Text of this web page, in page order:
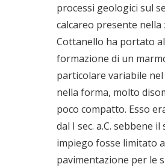
processi geologici sul
calcareo presente nella
Cottanello ha portato
formazione di un
particolare variabile
nella forma, molto
poco compatto. Esso
dal I sec. a.C. sebbene il
impiego fosse limitato
pavimentazione per le